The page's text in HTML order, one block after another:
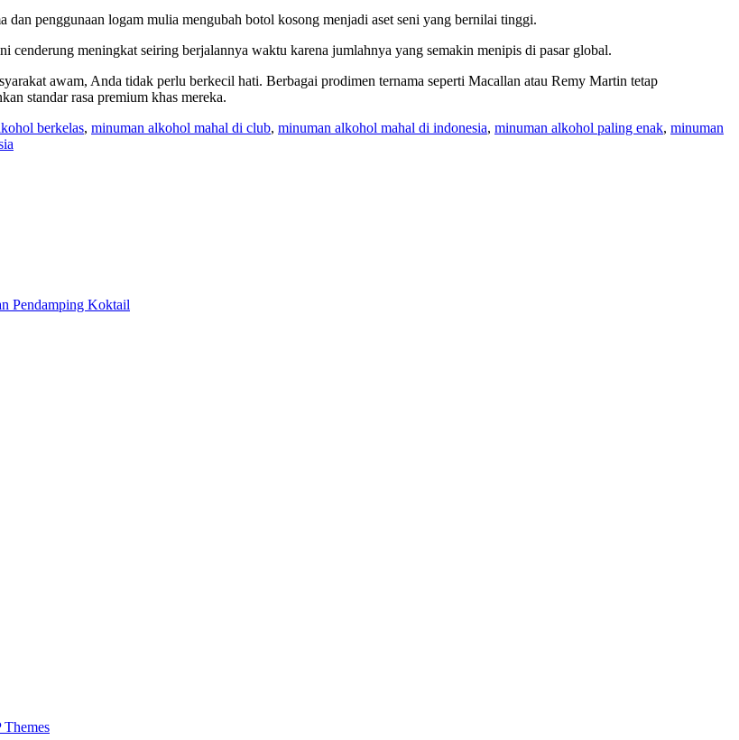
dan penggunaan logam mulia mengubah botol kosong menjadi aset seni yang bernilai tinggi.
cenderung meningkat seiring berjalannya waktu karena jumlahnya yang semakin menipis di pasar global.
awam, Anda tidak perlu berkecil hati. Berbagai prodimen ternama seperti Macallan atau Remy Martin tetap
standar rasa premium khas mereka.
berkelas, minuman alkohol mahal di club, minuman alkohol mahal di indonesia, minuman alkohol paling enak, minuman
Pendamping Koktail